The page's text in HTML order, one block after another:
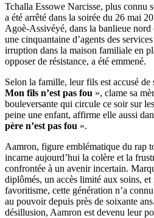
Tchalla Essowe Narcisse, plus connu
a été arrêté dans la soirée du 26 mai
Agoè-Assivéyé, dans la banlieue
une cinquantaine d’agents des
irruption dans la maison familiale en
opposer de résistance, a été emmené.
Selon la famille, leur fils est accusé
Mon fils n’est pas fou », clame sa
bouleversante qui circule ce soir sur
peine une enfant, affirme elle aussi
père n’est pas fou ».
Aamron, figure emblématique du rap
incarne aujourd’hui la colère et la
confrontée à un avenir incertain.
diplômés, un accès limité aux soins,
favoritisme, cette génération n’a
au pouvoir depuis près de soixante
désillusion, Aamron est devenu leur